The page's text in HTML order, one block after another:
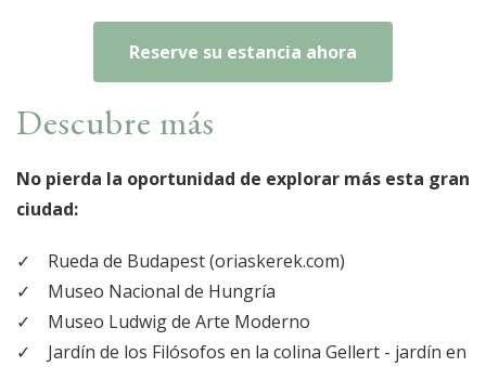
Reserve su estancia ahora
Descubre más
No pierda la oportunidad de explorar más esta gran
ciudad:
Rueda de Budapest (oriaskerek.com)
Museo Nacional de Hungría
Museo Ludwig de Arte Moderno
Jardín de los Filósofos en la colina Gellert - jardín en